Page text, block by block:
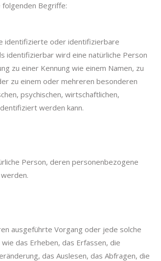
Begriffe:
identifizierte oder identifizierbare
identifizierbar wird eine natürliche Person
zu einer Kennung wie einem Namen, zu
zu einem oder mehreren besonderen
psychischen, wirtschaftlichen,
werden kann.
Person, deren personenbezogene
ausgeführte Vorgang oder jede solche
das Erheben, das Erfassen, die
das Auslesen, das Abfragen, die